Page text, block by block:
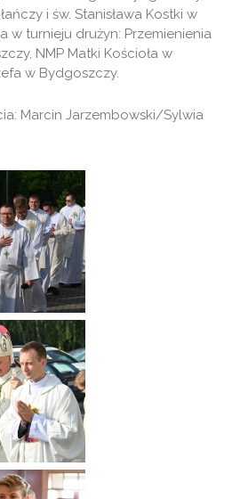
i św. Stanisława Kostki w
w turnieju drużyn: Przemienienia
NMP Matki Kościoła w
w Bydgoszczy.
Marcin Jarzembowski/Sylwia